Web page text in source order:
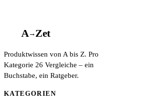
A→Zet
Produktwissen von A bis Z. Pro
Kategorie 26 Vergleiche – ein
Buchstabe, ein Ratgeber.
KATEGORIEN